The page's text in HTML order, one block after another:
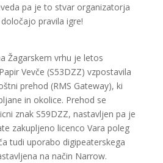
pa je to stvar organizatorja
pravila igre!
Žagarskem vrhu je letos
Vevče (S53DZZ) vzpostavila
prehod (RMS Gateway), ki
in okolice. Prehod se
znak S59DZZ, nastavljen pa je
zakupljeno licenco Vara poleg
tudi uporabo digipeaterskega
na način Narrow.